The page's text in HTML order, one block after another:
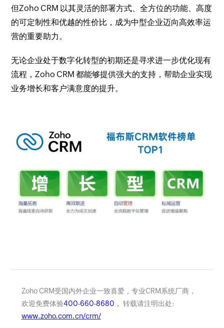
但Zoho CRM 以其灵活的部署方式、全方位的功能、高度
的可定制性和优越的性价比，成为中型企业迈向高效率运
营的重要助力。
无论企业处于数字化转型的初期还是寻求进一步优化现有
流程，Zoho CRM 都能够提供强大的支持，帮助企业实现
业务增长和客户满意度的提升。
Zoho CRM受国内外企业一致喜爱，专业CRM系统厂商，
欢迎免费体验400-660-8680 ， 转载请注明出处:
www.zoho.com.cn/crm/